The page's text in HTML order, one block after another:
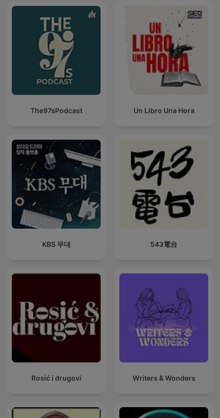
The97sPodcast Un Libro Una Hora
KBS 무대 543電台
Rosić i drugovi Writers & Wonders